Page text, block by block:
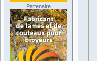
Partenaire